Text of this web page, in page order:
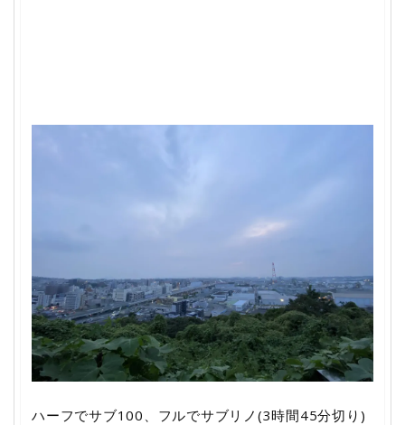
ハーフでサブ100、フルでサブリノ(3時間45分切り)